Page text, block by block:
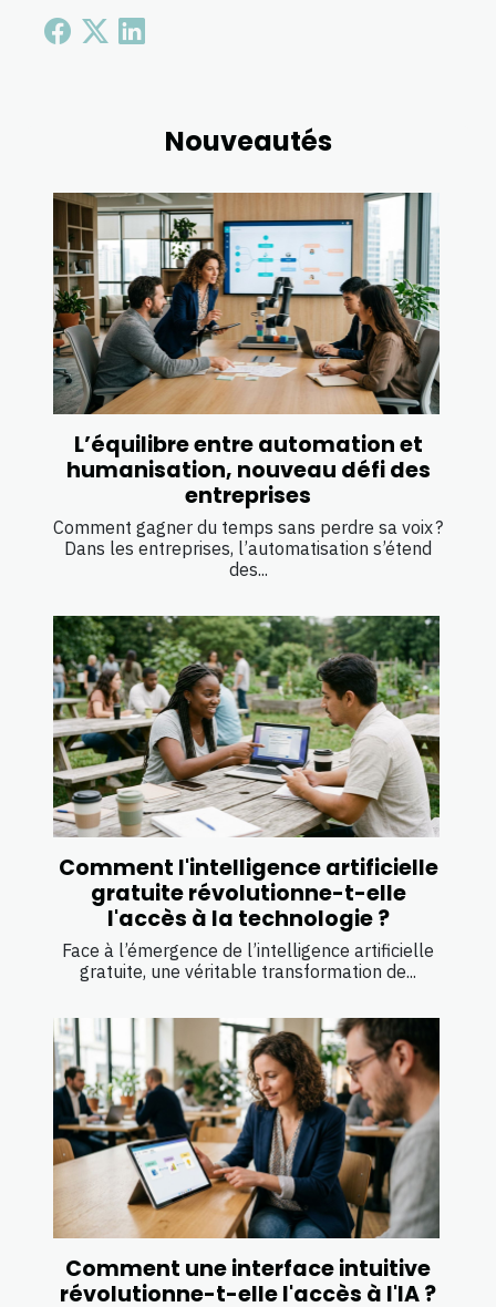
Nouveautés
L’équilibre entre automation et
humanisation, nouveau défi des
entreprises
Comment gagner du temps sans perdre sa voix ?
Dans les entreprises, l’automatisation s’étend
des...
Comment l'intelligence artificielle
gratuite révolutionne-t-elle
l'accès à la technologie ?
Face à l’émergence de l’intelligence artificielle
gratuite, une véritable transformation de...
Comment une interface intuitive
révolutionne-t-elle l'accès à l'IA ?